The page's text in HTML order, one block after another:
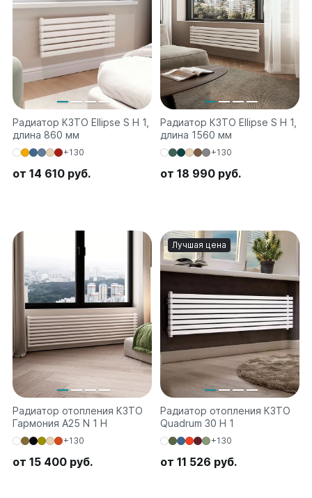
Радиатор КЗТО Ellipse S H 1,
длина 860 мм
+130
от 14 610 руб.
Радиатор КЗТО Ellipse S H 1,
длина 1560 мм
+130
от 18 990 руб.
Радиатор отопления КЗТО
Гармония А25 N 1 H
+130
от 15 400 руб.
Лучшая цена
Радиатор отопления КЗТО
Quadrum 30 H 1
+130
от 11 526 руб.